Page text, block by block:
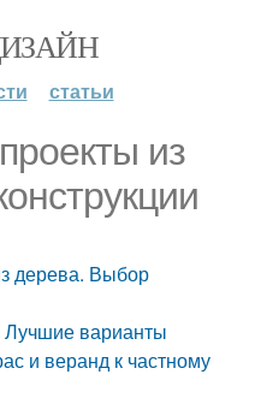
статьи
из
дерева. Выбор
Лучшие варианты
и веранд к частному